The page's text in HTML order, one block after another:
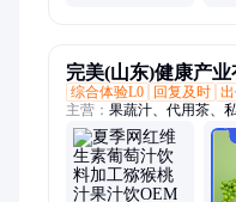
完美(山东)健康产业
综合体验L0
回复及时
主营： 果蔬汁、代用茶、
璃瓶饮料、塑料瓶饮料、